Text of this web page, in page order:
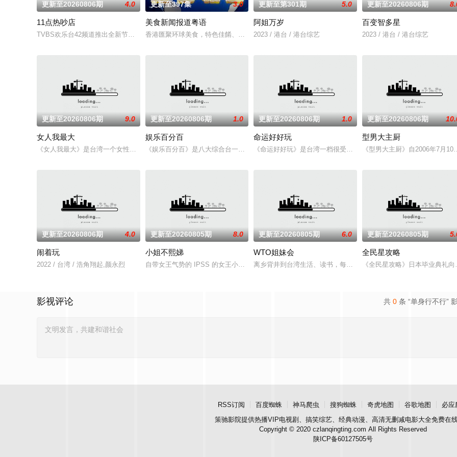
更新至20260806期 4.0
11点热吵店
TVBS欢乐台42频道推出全新节目《11点热吵店》，荒谬大师沈玉琳遇上疯疯贵妇Melody竟是“地表最震撼”组合！谈论时下最“热吵”的话题，
更新至397集 3.0
美食新闻报道粤语
香港匯聚环球美食，特色佳餚、贴地料理受到识饮识食之人的密切关注！黄婉曼、蔡雪莹、倪嘉雯、黄嘉
更新至第301期 5.0
阿姐万岁
2023 / 港台 / 港台综艺
更新至20260806期
百变智多星
2023 / 港台 / 港台综艺
更新至20260806期 9.0
女人我最大
《女人我最大》是台湾一个女性类的电视娱乐节目，讨论各种女性感兴趣的话题——从头到脚，从里到外，从身体到心灵。本书根据中国大陆的
更新至20260806期 1.0
娱乐百分百
《娱乐百分百》是八大综合台一档娱乐新闻节目，每天报道最新的娱乐新闻，节目还会请嘉宾现场访谈！
更新至20260806期 1.0
命运好好玩
《命运好好玩》是台湾一档很受欢迎的命理节目,各类风水、星座、
更新至20260806期
型男大主厨
《型男大主厨》自2006年7月
更新至20260806期 4.0
闹着玩
2022 / 台湾 / 浩角翔起,颜永烈
更新至20260805期 8.0
小姐不熙娣
自带女王气势的 IPSS 的女王小Ｓ，睽违六年强势回归！以女性出发点的节目议题，聚焦女性的职场与生活
更新至20260805期 6.0
WTO姐妹会
离乡背井到台湾生活、读书，每个台湾新住民难免会因为文化差异
更新至20260805期
全民星攻略
《全民星攻略》日本毕业典礼
共 0 条 “单身行不行”
影视评论
RSS订阅 百度蜘蛛 神马爬虫 搜狗蜘蛛 奇虎地图 谷歌地图
必应
策驰影院提供热播VIP电视剧、搞笑综艺、经典动漫、高清无删减电影大全免费在
Copyright © 2020 czlanqingting.com All Rights Reserved
陕ICP备60127505号